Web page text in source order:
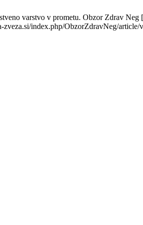
varstvo v prometu. Obzor Zdrav
zveza.si/index.php/ObzorZdravNeg/article/